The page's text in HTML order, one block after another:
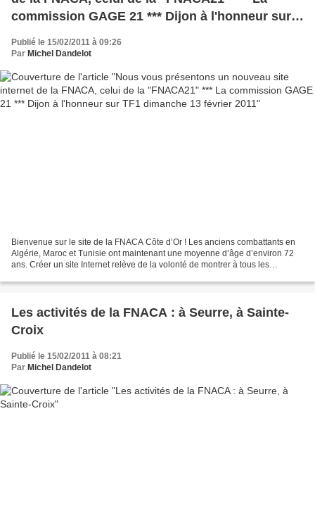
commission GAGE 21 *** Dijon à l'honneur sur
TF1 dimanche 13 février 2011
Publié le 15/02/2011 à 09:26
Par Michel Dandelot
Bienvenue sur le site de la FNACA Côte d’Or ! Les anciens combattants en
Algérie, Maroc et Tunisie ont maintenant une moyenne d’âge d’environ 72
ans. Créer un site Internet relève de la volonté de montrer à tous les
Les activités de la FNACA : à Seurre, à Sainte-
Croix
Publié le 15/02/2011 à 08:21
Par Michel Dandelot